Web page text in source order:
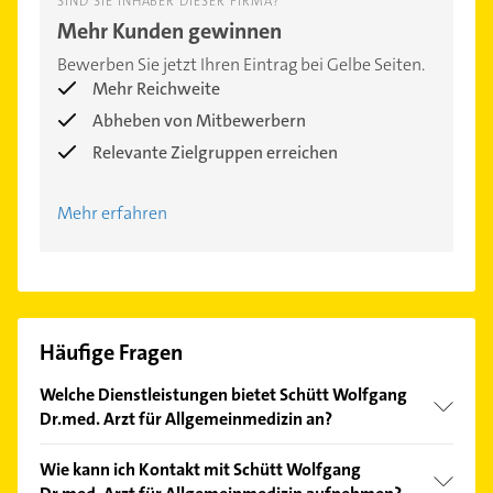
Mehr Kunden gewinnen
Bewerben Sie jetzt Ihren Eintrag bei Gelbe Seiten.
Mehr Reichweite
Abheben von Mitbewerbern
Relevante Zielgruppen erreichen
Mehr erfahren
Häufige Fragen
Welche Dienstleistungen bietet Schütt Wolfgang
Dr.med. Arzt für Allgemeinmedizin an?
Blutdruckmessung, praktischer Arzt, Reisemedizin
Wie kann ich Kontakt mit Schütt Wolfgang